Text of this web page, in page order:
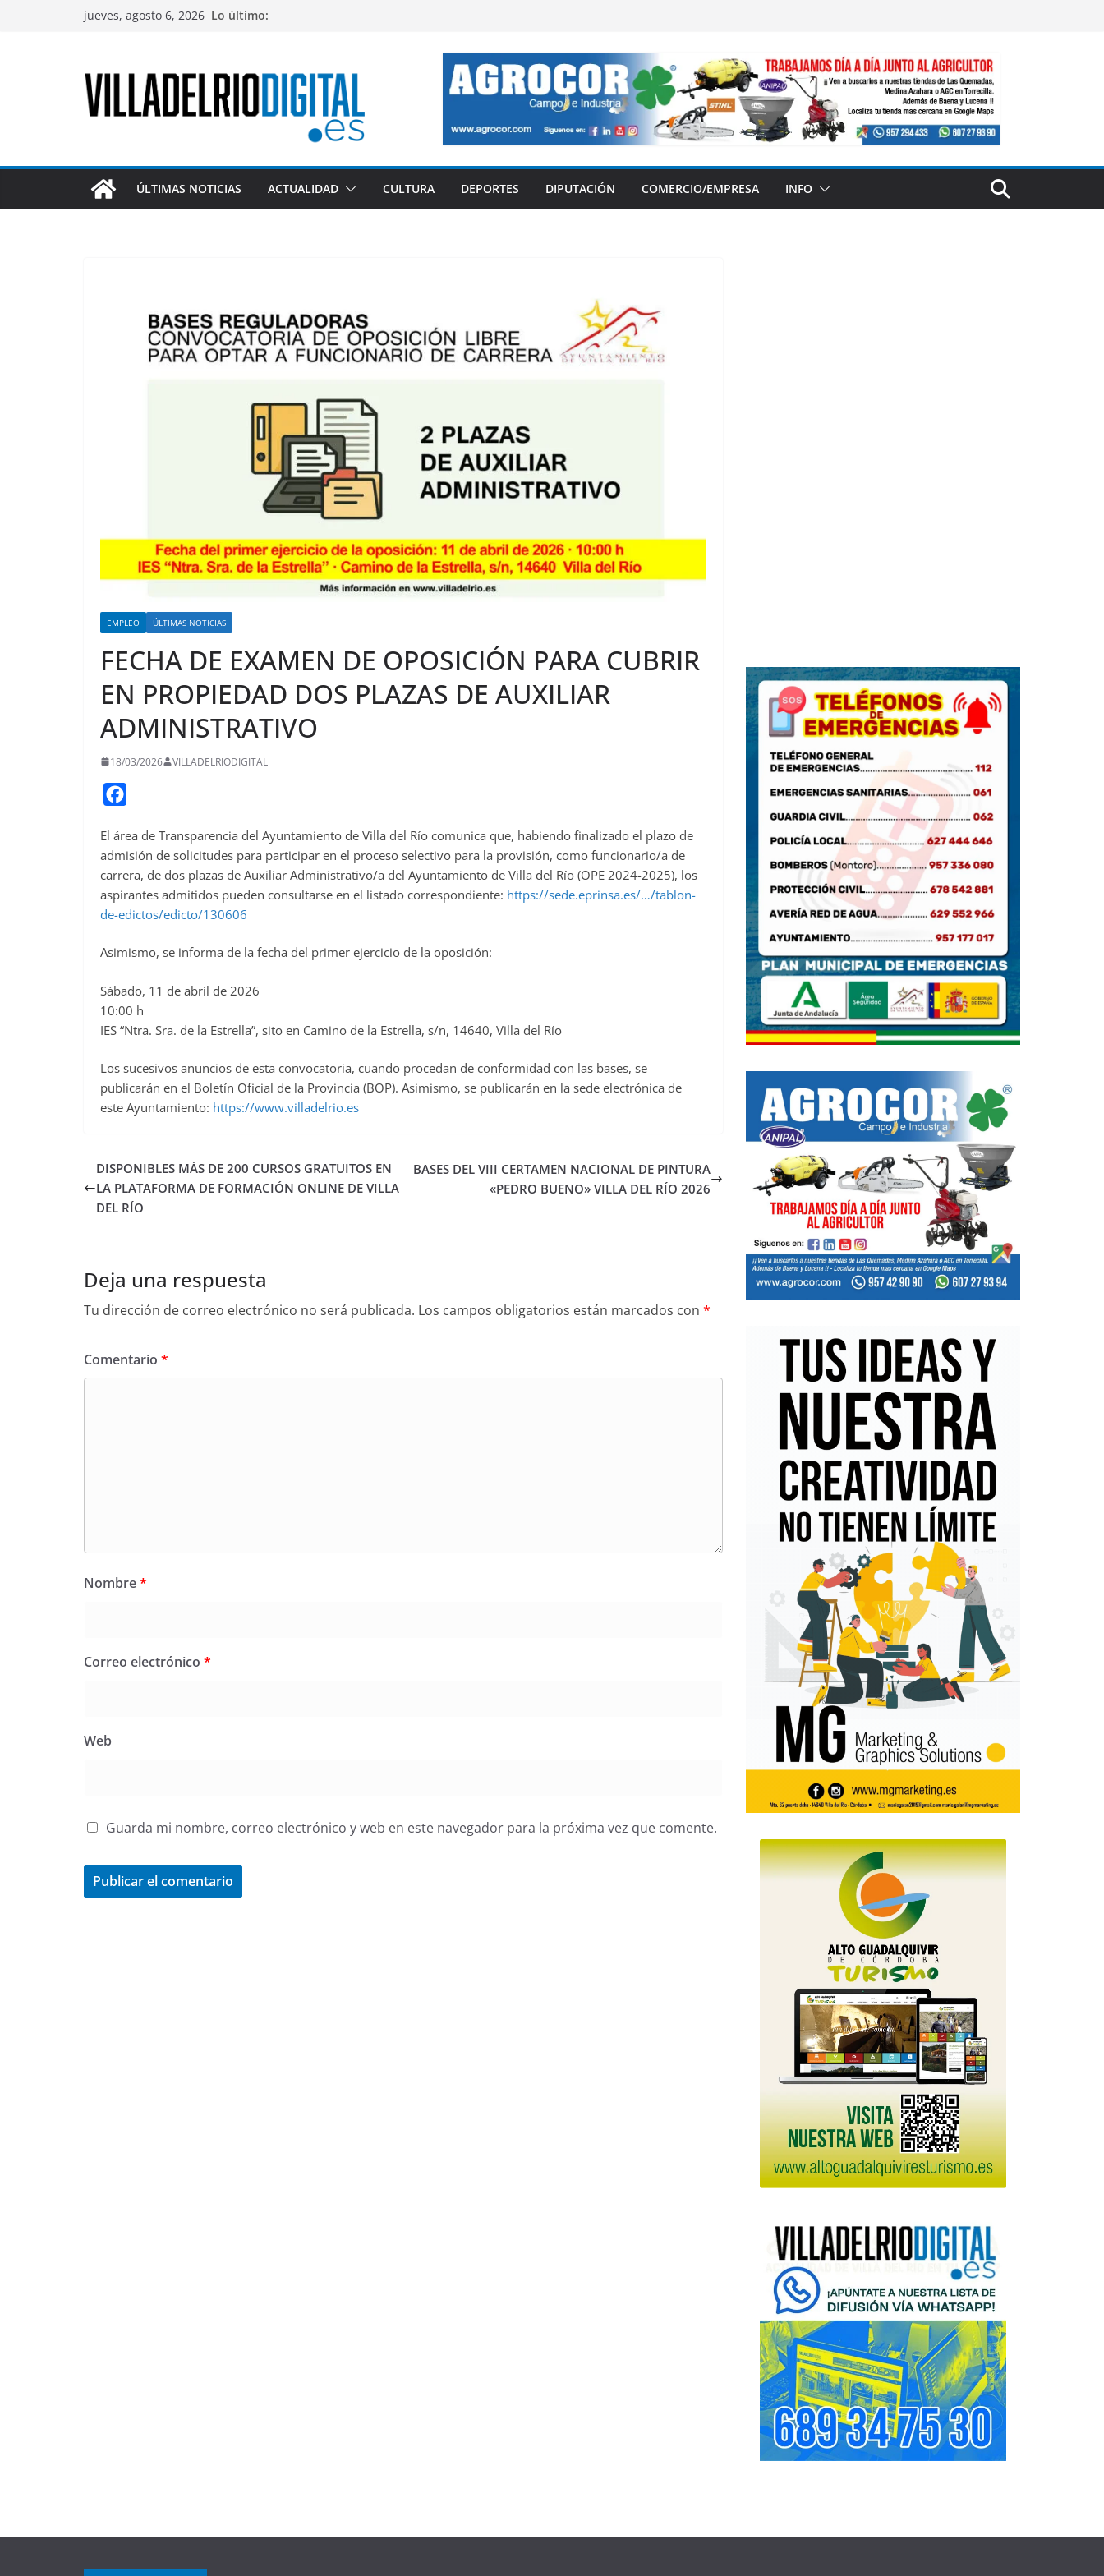
jueves, agosto 6, 2026 Lo último:
ÚLTIMAS NOTICIAS ACTUALIDAD CULTURA DEPORTES DIPUTACIÓN COMERCIO/EMPRESA INFO
EMPLEO ÚLTIMAS NOTICIAS
FECHA DE EXAMEN DE OPOSICIÓN PARA CUBRIR
EN PROPIEDAD DOS PLAZAS DE AUXILIAR
ADMINISTRATIVO
18/03/2026 VILLADELRIODIGITAL
c
e
b
o
k
El área de Transparencia del Ayuntamiento de Villa del Río comunica que, habiendo finalizado el plazo de
admisión de solicitudes para participar en el proceso selectivo para la provisión, como funcionario/a de
carrera, de dos plazas de Auxiliar Administrativo/a del Ayuntamiento de Villa del Río (OPE 2024-2025), los
aspirantes admitidos pueden consultarse en el listado correspondiente: https://sede.eprinsa.es/…/tablon-
de-edictos/edicto/130606
Asimismo, se informa de la fecha del primer ejercicio de la oposición:
Sábado, 11 de abril de 2026
10:00 h
IES “Ntra. Sra. de la Estrella”, sito en Camino de la Estrella, s/n, 14640, Villa del Río
Los sucesivos anuncios de esta convocatoria, cuando procedan de conformidad con las bases, se
publicarán en el Boletín Oficial de la Provincia (BOP). Asimismo, se publicarán en la sede electrónica de
este Ayuntamiento: https://www.villadelrio.es
DISPONIBLES MÁS DE 200 CURSOS GRATUITOS EN
LA PLATAFORMA DE FORMACIÓN ONLINE DE VILLA
DEL RÍO
BASES DEL VIII CERTAMEN NACIONAL DE PINTURA
«PEDRO BUENO» VILLA DEL RÍO 2026
Deja una respuesta
Tu dirección de correo electrónico no será publicada. Los campos obligatorios están marcados con *
Comentario *
Nombre*
Correo electrónico *
Web
Guarda mi nombre, correo electrónico y web en este navegador para la próxima vez que comente.